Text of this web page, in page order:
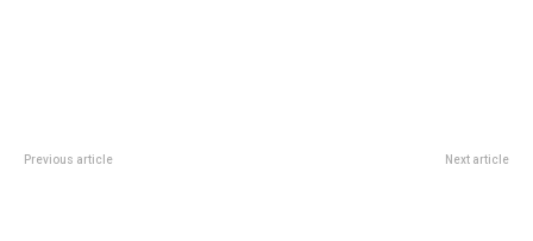
Previous article Next article